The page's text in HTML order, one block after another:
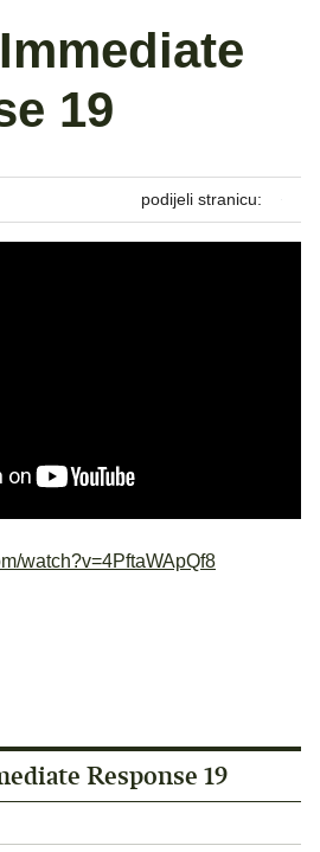
19
podijeli stranicu:
watch?v=4PftaWApQf8
Response 19